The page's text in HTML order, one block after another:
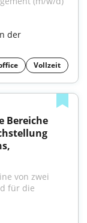
der
Vollzeit
Bereiche
für die